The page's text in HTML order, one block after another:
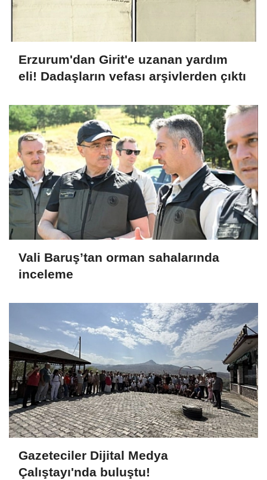
Erzurum'dan Girit'e uzanan yardım
eli! Dadaşların vefası arşivlerden çıktı
Vali Baruş’tan orman sahalarında
inceleme
Gazeteciler Dijital Medya
Çalıştayı'nda buluştu!